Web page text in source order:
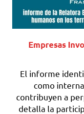
Empresas
El informe
como
contribuyen a
detalla la